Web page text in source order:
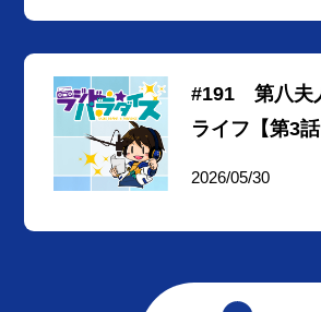
#191 第八夫
ライフ【第3話
2026/05/30